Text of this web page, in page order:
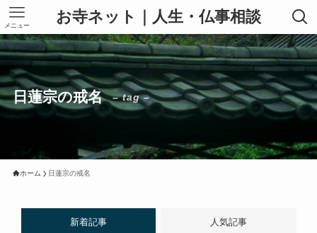
お寺ネット｜人生・仏事相談
メニュー
日蓮宗の戒名 – tag –
ホーム 日蓮宗の戒名
新着記事 人気記事